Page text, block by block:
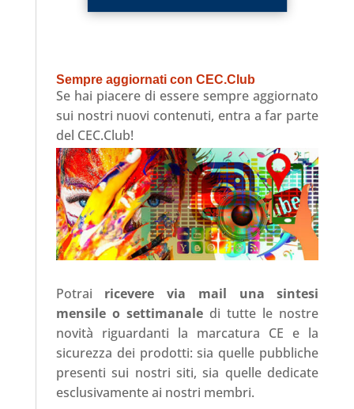
Sempre aggiornati con CEC.Club
Se hai piacere di essere sempre aggiornato
sui nostri nuovi contenuti, entra a far parte
del CEC.Club!
Potrai ricevere via mail una sintesi
mensile o settimanaledi tutte le nostre
novità riguardanti la marcatura CE e la
sicurezza dei prodotti: sia quelle pubbliche
presenti sui nostri siti, sia quelle dedicate
esclusivamente ai nostri membri.